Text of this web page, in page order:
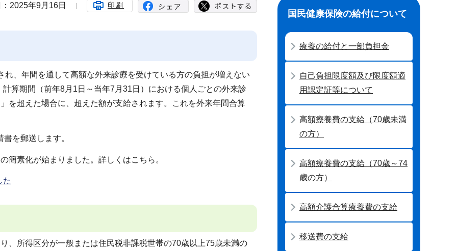
2025年9月16日 印刷
、年間を通して高額な外来診療を受けている方の負担が増えない
算期間（前年8月1日～当年7月31日）における個人ごとの外来診
を超えた場合に、超えた額が支給されます。これを外来年間合算
を郵送します。
素化が始まりました。詳しくはこちら。
た
、所得区分が一般または住民税非課税世帯の70歳以上75歳未満の
国民健康保険の給付について
療養の給付と一部負担金
自己負担限度額及び限度額適
用認定証等について
高額療養費の支給（70歳未満
の方）
高額療養費の支給（70歳～74
歳の方）
高額介護合算療養費の支給
移送費の支給